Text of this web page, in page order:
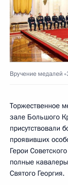
Вручение медалей
Торжественное
зале Большого
присутствовали
проявивших
Герои
полные
Святого Георгия.